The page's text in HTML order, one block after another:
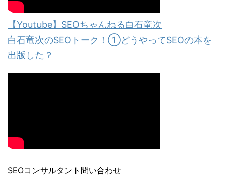
【Youtube】SEOちゃんねる白石竜次
白石竜次のSEOトーク！①どうやってSEOの本を
出版した？
SEOコンサルタント問い合わせ